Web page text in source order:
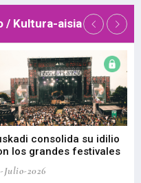
/ Kultura-aisia
consolida su idilio
los grandes festivales
Julio-2026